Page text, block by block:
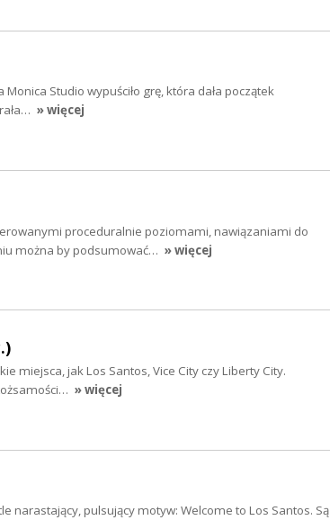
Studio wypuściło grę, która dała początek
» więcej
proceduralnie poziomami, nawiązaniami do
można by podsumować… » więcej
miejsca, jak Los Santos, Vice City czy Liberty City.
» więcej
narastający, pulsujący motyw: Welcome to Los Santos. Są